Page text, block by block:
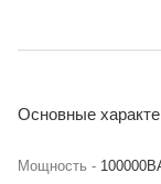
Основные
Мощность -